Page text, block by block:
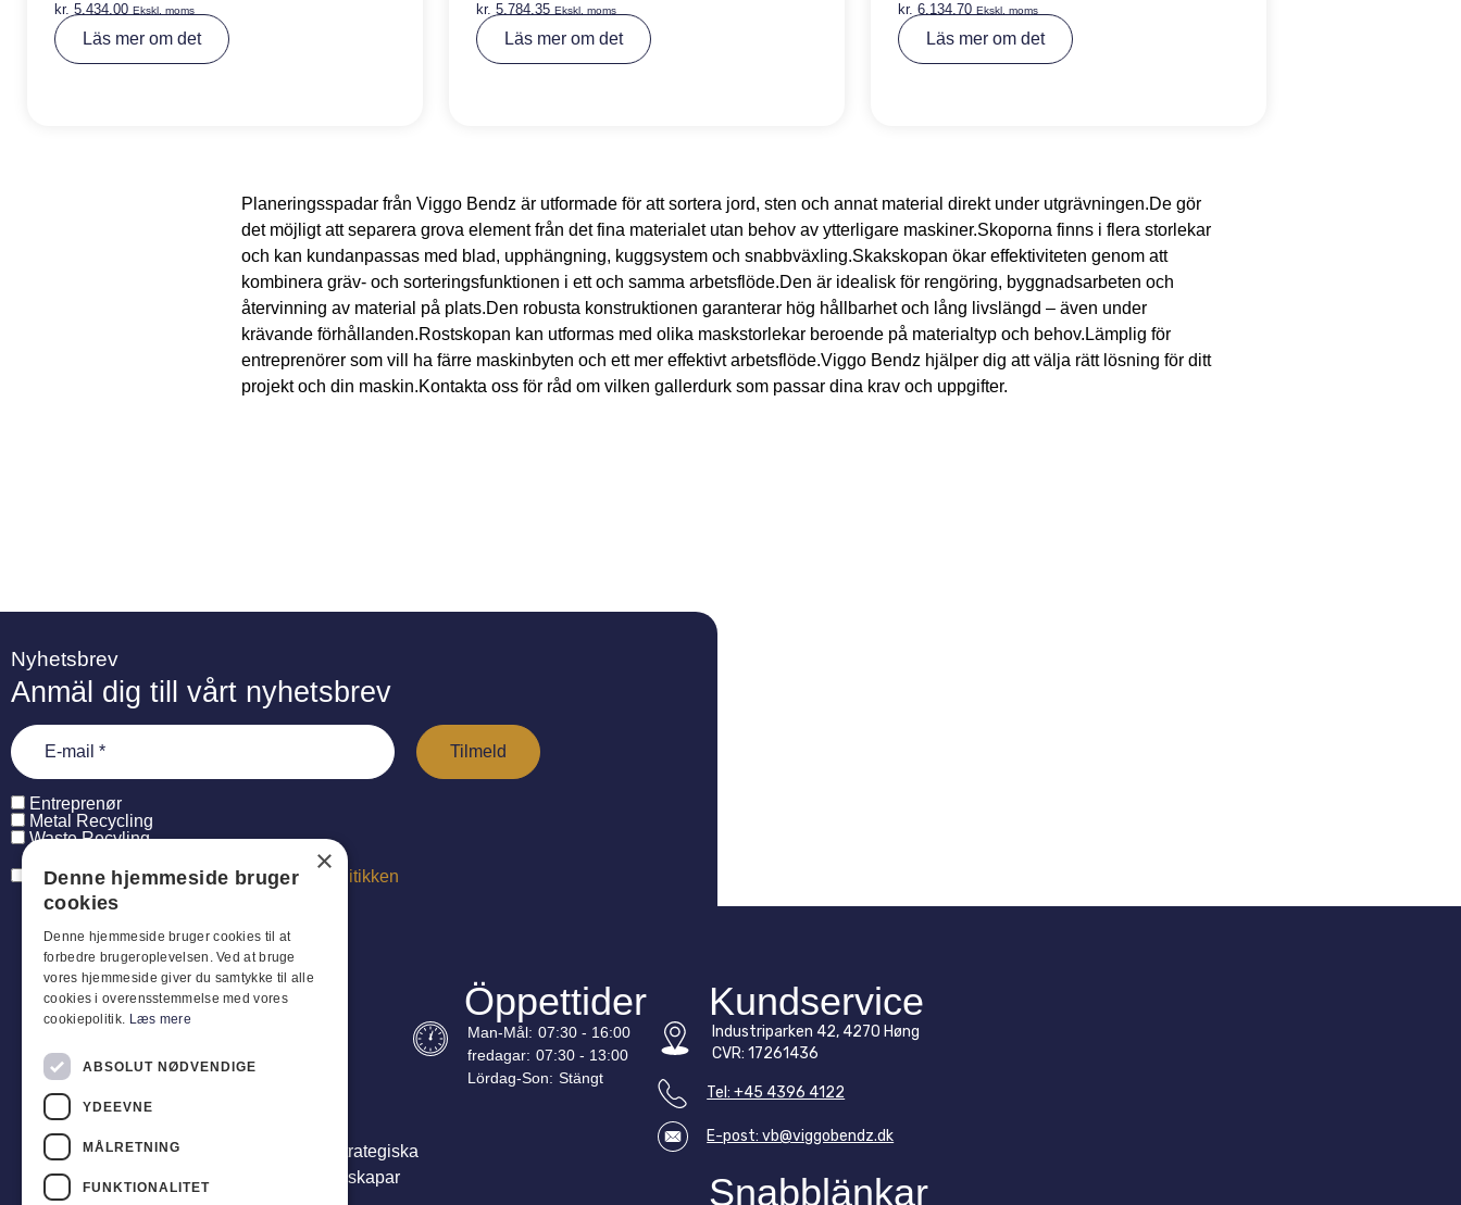
kr. 5.434,00 Ekskl. moms
Läs mer om det
kr. 5.784,35 Ekskl. moms
Läs mer om det
kr. 6.134,70 Ekskl. moms
Läs mer om det
Planeringsspadar från Viggo Bendz är utformade för att sortera jord, sten och annat material direkt under utgrävningen.De gör
det möjligt att separera grova element från det fina materialet utan behov av ytterligare maskiner.Skoporna finns i flera storlekar
och kan kundanpassas med blad, upphängning, kuggsystem och snabbväxling.Skakskopan ökar effektiviteten genom att
kombinera gräv- och sorteringsfunktionen i ett och samma arbetsflöde.Den är idealisk för rengöring, byggnadsarbeten och
återvinning av material på plats.Den robusta konstruktionen garanterar hög hållbarhet och lång livslängd – även under
krävande förhållanden.Rostskopan kan utformas med olika maskstorlekar beroende på materialtyp och behov.Lämplig för
entreprenörer som vill ha färre maskinbyten och ett mer effektivt arbetsflöde.Viggo Bendz hjälper dig att välja rätt lösning för ditt
projekt och din maskin.Kontakta oss för råd om vilken gallerdurk som passar dina krav och uppgifter.
Nyhetsbrev
Anmäl dig till vårt nyhetsbrev
Entreprenør
Metal Recycling
Waste Recyling
Jeg har læst og acceptererpersondatapolitikken
Vi är mer än bara leverantörer – vi är din strategiska
partner. Vi levererar helhetslösningar som skapar
Öppettider
Man-Mål: 07:30 - 16:00
fredagar: 07:30 - 13:00
Lördag-Son: Stängt
Kundservice
Industriparken 42, 4270 Høng
CVR: 17261436
Tel: +45 4396 4122
E-post: vb@viggobendz.dk
Snabblänkar
×
Denne hjemmeside bruger
cookies
Denne hjemmeside bruger cookies til at
forbedre brugeroplevelsen. Ved at bruge
vores hjemmeside giver du samtykke til alle
cookies i overensstemmelse med vores
cookiepolitik. Læs mere
ABSOLUT NØDVENDIGE
YDEEVNE
MÅLRETNING
FUNKTIONALITET